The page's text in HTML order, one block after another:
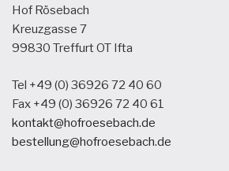
Hof Rösebach
Kreuzgasse 7
99830 Treffurt OT Ifta
Tel +49 (0) 36926 72 40 60
Fax +49 (0) 36926 72 40 61
kontakt@hofroesebach.de
bestellung@hofroesebach.de